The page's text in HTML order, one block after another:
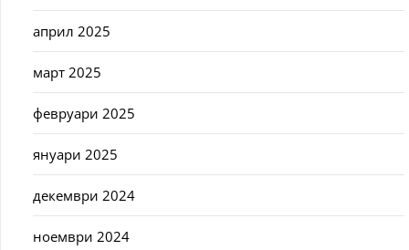
април 2025
март 2025
февруари 2025
януари 2025
декември 2024
ноември 2024